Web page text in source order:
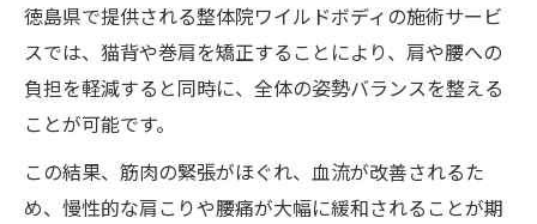
徳島県で提供される整体院ワイルドボディの施術サービ
スでは、猫背や巻肩を矯正することにより、肩や腰への
負担を軽減すると同時に、全体の姿勢バランスを整える
ことが可能です。
この結果、筋肉の緊張がほぐれ、血流が改善されるた
め、慢性的な肩こりや腰痛が大幅に緩和されることが期